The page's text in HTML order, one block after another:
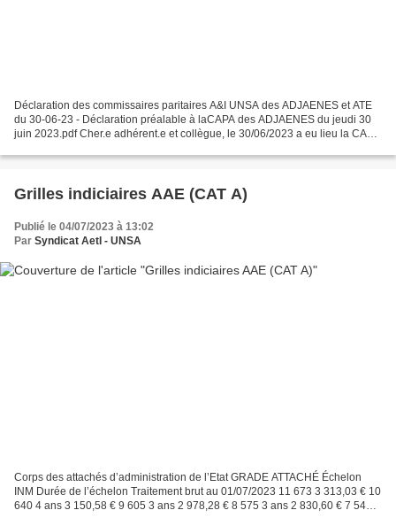
Déclaration des commissaires paritaires A&I UNSA des ADJAENES et ATE
du 30-06-23 - Déclaration préalable à laCAPA des ADJAENES du jeudi 30
juin 2023.pdf Cher.e adhérent.e et collègue, le 30/06/2023 a eu lieu la CAPA
Grilles indiciaires AAE (CAT A)
Publié le 04/07/2023 à 13:02
Par Syndicat AetI - UNSA
Corps des attachés d’administration de l’Etat GRADE ATTACHÉ Échelon
INM Durée de l’échelon Traitement brut au 01/07/2023 11 673 3 313,03 € 10
640 4 ans 3 150,58 € 9 605 3 ans 2 978,28 € 8 575 3 ans 2 830,60 € 7 545 3